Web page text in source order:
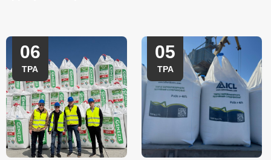
06
ТРА
05
ТРА